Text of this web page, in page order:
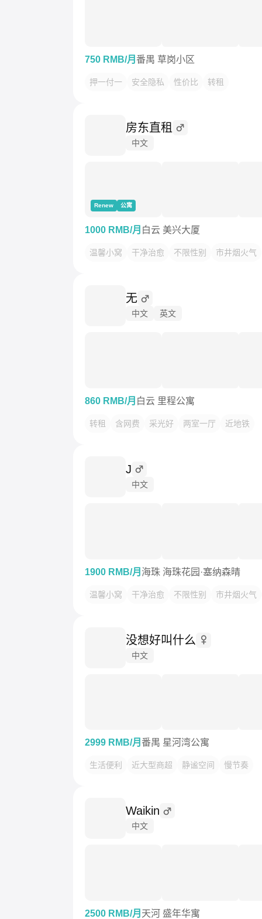
750 RMB/月 番禺 草岗小区
押一付一 安全隐私 性价比 转租
房东直租
中文
Renew 公寓
1000 RMB/月 白云 美兴大厦
温馨小窝 干净治愈 不限性别 市井烟火气
无
中文 英文
860 RMB/月 白云 里程公寓
转租 含网费 采光好 两室一厅 近地铁
J
中文
1900 RMB/月 海珠 海珠花园·塞纳森晴
温馨小窝 干净治愈 不限性别 市井烟火气
没想好叫什么
中文
2999 RMB/月 番禺 星河湾公寓
生活便利 近大型商超 静谧空间 慢节奏
Waikin
中文
2500 RMB/月 天河 盛年华寓